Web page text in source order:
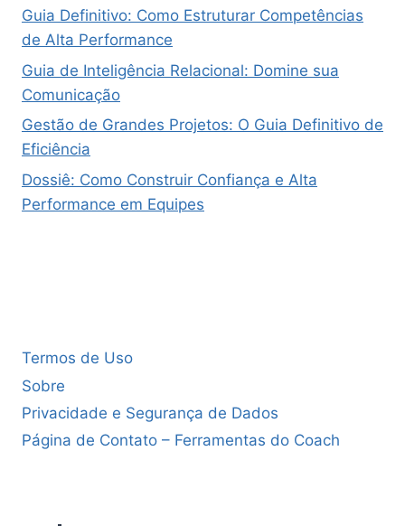
Guia Definitivo: Como Estruturar Competências
de Alta Performance
Guia de Inteligência Relacional: Domine sua
Comunicação
Gestão de Grandes Projetos: O Guia Definitivo de
Eficiência
Dossiê: Como Construir Confiança e Alta
Performance em Equipes
Termos de Uso
Sobre
Privacidade e Segurança de Dados
Página de Contato – Ferramentas do Coach